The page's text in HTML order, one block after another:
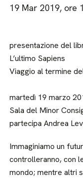
19 Mar 2019, ore
presentazione del
L’ultimo Sapiens
Viaggio al termine
martedì 19 marzo
Sala del Minor
partecipa Andrea
Immaginiamo un
controlleranno, con
mondo; mentre altri